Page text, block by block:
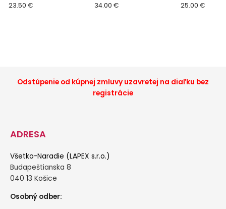
23.50 €
34.00 €
25.00 €
Odstúpenie od kúpnej zmluvy uzavretej na diaľku bez
registrácie
ADRESA
Všetko-Naradie (LAPEX s.r.o.)
Budapeštianska 8
040 13 Košice
Osobný odber: